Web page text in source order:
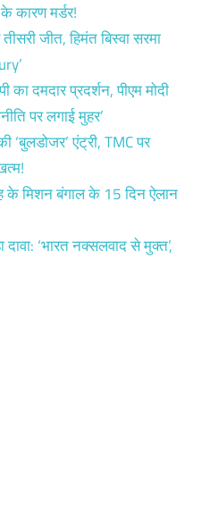
कारण मर्डर!
जीत, हिमंत बिस्वा सरमा
का दमदार प्रदर्शन, पीएम मोदी
पर लगाई मुहर’
‘बुलडोजर’ एंट्री, TMC पर
के मिशन बंगाल के 15 दिन ऐलान
‘भारत नक्सलवाद से मुक्त’,